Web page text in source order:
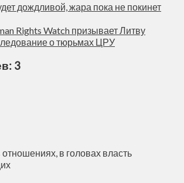
дождливой, жара пока не покинет
Rights Watch призывает Литву
о тюрьмах ЦРУ
3
в головах власть